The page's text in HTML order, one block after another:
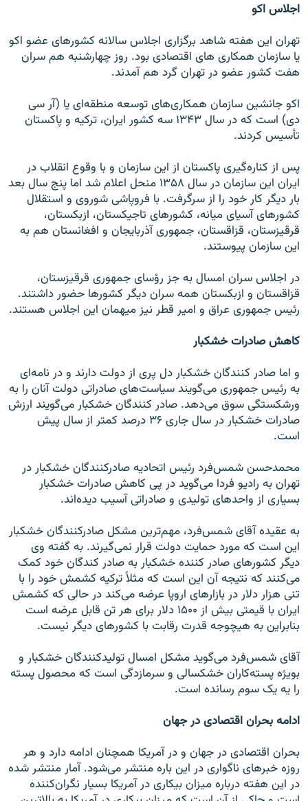
اجلاس اکو
تهران این هفته شاهد برگزاری اجلاس سالانه کشورهای عضو اکو
یا سازمان همکاری های اقتصادی بود. روز چهارشنبه هم سران
هفت کشور عضو در تهران گرد هم آمدند.
اکو جانشین سازمان همکاری‌های توسعه منطقه‌ای یا (آر سی
دی) است که در سال ۱۳۴۳ سه کشور ایران، ترکیه و پاکستان
تأسیس کردند.
پس از کناره‌گیری پاکستان از این سازمان و با وقوع انقلاب در
ایران این سازمان در سال ۱۳۵۸ منحل اعلام شد اما پنج سال بعد
بار دیگر کار خود را از سرگرفت. با فروپاشی شوروی و استقلال
کشورهای آسیای میانه، کشورهای تاجیکستان، ازبکستان،
قرقیزستان، قزاقستان، جمهوری آذربایجان و افغانستان هم به
این سازمان پیوستند.
در اجلاس سران امسال به جز رؤسای جمهوری قرقیزستان،
قزاقستان و ازبکستان همه سران دیگر کشورها حضور داشتند.
رئیس جمهوری عراق و امیر قطر نیز میهمان این اجلاس هستند.
کاهش صادرات خشکبار
و اما صادر کنندگان خشکبار دل پری از دولت دارند و در نامه‌ای
به رئیس جمهوری می‌گویند سیاست‌های صادراتی دولت آنان را به
ورشکستگی سوق می‌دهد. صادر کنندگان خشکبار می‌گویند ارزش
صادرات خشکبار در سال جاری ۳۶ درصد کمتر از سال پیش
است.
محمدحسن شمس‌فرد رئیس اتحادیه صادرکنندگان خشکبار در
تهران به رادیو فردا می‌گوید در پی کاهش صادرات خشکبار
بسیاری از واحدهای تولیدی و صادراتی آسیب دیده‌اند.
به عقیده آقای شمس‌فرد، مهم‌ترین مشکل صادرکنندگان خشکبار
این است که مورد حمایت دولت قرار نمی‌گیرند. به گفته وی
دیگر کشورهای صادر کننده خشکبار به صادر کندگان خود کمک
می‌کنند که نتیجه آن این است که مثلاً ترکیه کشمش خود را با
تنی هزار دلار در بازارهای اروپا عرضه می‌کند در حالی که کشمش
ایران با قیمتی بیش از ۱۵۰۰ دلار برای هر تن قابل عرضه است
بنابراین به هیچوجه قدرت رقابت با کشورهای دیگر نیست.
آقای شمس‌فرد می‌گوید مشکل امسال تولیدکنندگان خشکبار و
بویژه پسته‌کاران خشکسالی و سرمازدگی است که محصول پسته
را یه یک سوم رسانده است.
ادامه بحران اقتصادی در جهان
بحران اقتصادی در جهان و در آمریکا همچنان ادامه دارد و هر
روزه خبرهای ناگواری در این باره منتشر می‌شود. آمار منتشر شده
در این هفته درباره میزان بیکاری در آمریکا بسیار نگران‌کننده